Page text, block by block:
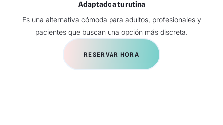
Adaptado a tu rutina
Es una alternativa cómoda para adultos, profesionales y
pacientes que buscan una opción más discreta.
RESERVAR HORA